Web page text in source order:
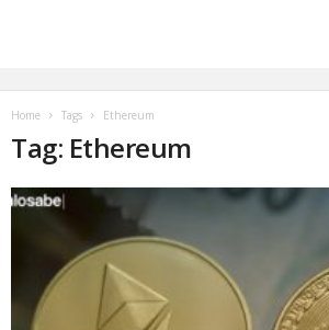
Home Tags Ethereum
Tag: Ethereum